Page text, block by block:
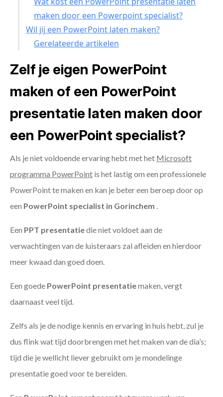
maken door een Powerpoint specialist?
Wil jij een PowerPoint laten maken?
Gerelateerde artikelen
Zelf je eigen PowerPoint
maken of een PowerPoint
presentatie laten maken door
een PowerPoint specialist?
Als je niet voldoende ervaring hebt met het Microsoft
programma PowerPoint is het lastig om een professionele
PowerPoint te maken en kan je beter een beroep door op
een PowerPoint specialist in Gorinchem .
Een PPT presentatiedie niet voldoet aan de
verwachtingen van de luisteraars zal afleiden en hierdoor
meer kwaad dan goed doen.
Een goede PowerPoint presentatiemaken, vergt
daarnaast veel tijd.
Zelfs als je de nodige kennis en ervaring in huis hebt, zul je
dus flink wat tijd doorbrengen met het maken van de dia’s;
tijd die je wellicht liever gebruikt om je mondelinge
presentatie goed voor te bereiden.